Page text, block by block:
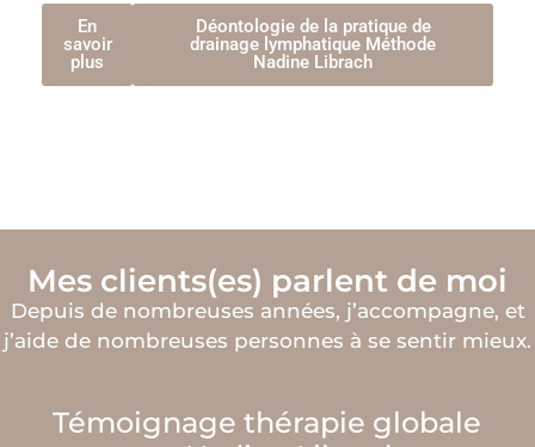
En
savoir
plus
Déontologie de la pratique de
drainage lymphatique Méthode
Nadine Librach
Mes clients(es) parlent de moi
Depuis de nombreuses années, j’accompagne, et
j’aide de nombreuses personnes à se sentir mieux.
Témoignage thérapie globale